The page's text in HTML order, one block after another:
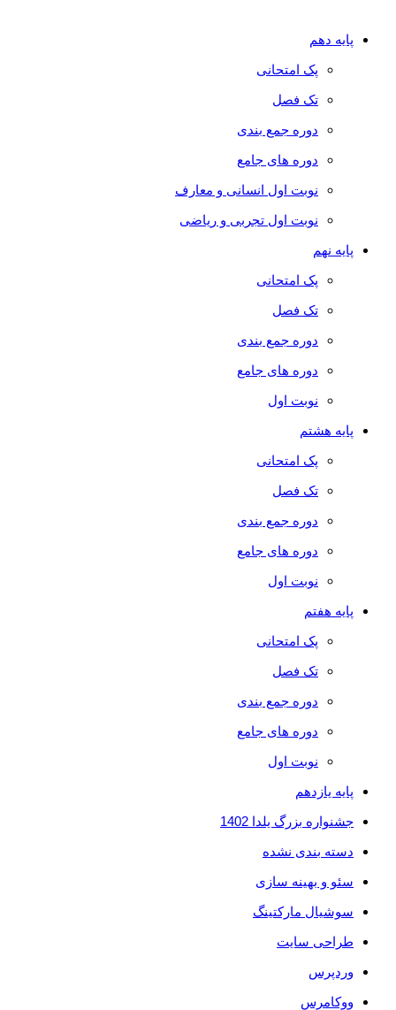
پایه دهم
پک امتحانی
تک فصل
دوره جمع بندی
دوره های جامع
نوبت اول انسانی و معارف
نوبت اول تجربی و ریاضی
پایه نهم
پک امتحانی
تک فصل
دوره جمع بندی
دوره های جامع
نوبت اول
پایه هشتم
پک امتحانی
تک فصل
دوره جمع بندی
دوره های جامع
نوبت اول
پایه هفتم
پک امتحانی
تک فصل
دوره جمع بندی
دوره های جامع
نوبت اول
پایه یازدهم
جشنواره بزرگ یلدا 1402
دسته بندی نشده
سئو و بهینه سازی
سوشیال مارکتینگ
طراحی سایت
وردپرس
ووکامرس